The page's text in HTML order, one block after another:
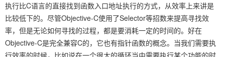
执行比C语言的直接找到函数入口地址执行的方式，从效率上来讲是
比较低下的。尽管Objective-C使用了Selector等招数来提高寻找效
率，但是无论如何寻找的过程，都是要消耗一定的时间的。好在
Objective-C是完全兼容C的，它也有指针函数的概念。当我们需要执
行效率的时候，比如说在一个很大的循环当中需要执行某个功能的时